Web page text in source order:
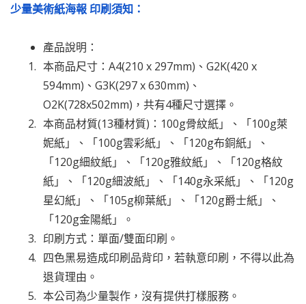
少量美術紙海報 印刷須知：
產品說明：
本商品尺寸：A4(210 x 297mm)、G2K(420 x
594mm)、G3K(297 x 630mm)、
O2K(728x502mm)，共有4種尺寸選擇。
本商品材質(13種材質)：100g骨紋紙」、「100g萊
妮紙」、「100g雲彩紙」、「120g布銅紙」、
「120g細紋紙」、「120g雅紋紙」、「120g格紋
紙」、「120g細波紙」、「140g永采紙」、「120g
星幻紙」、「105g柳葉紙」、「120g爵士紙」、
「120g金陽紙」。
印刷方式：單面/雙面印刷。
四色黑易造成印刷品背印，若執意印刷，不得以此為
退貨理由。
本公司為少量製作，沒有提供打樣服務。